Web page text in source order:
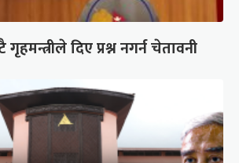
गृहमन्त्रीले दिए प्रश्न नगर्न चेतावनी